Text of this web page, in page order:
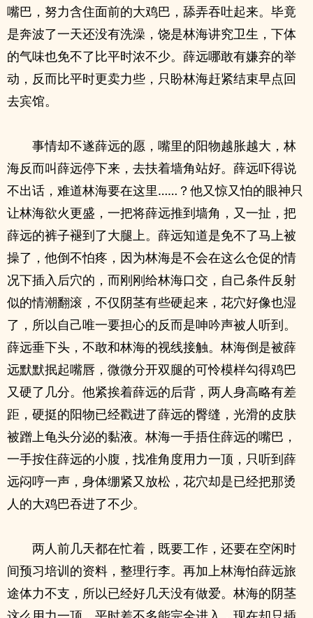
嘴巴，努力含住面前的大鸡巴，舔弄吞吐起来。毕竟
是奔波了一天还没有洗澡，饶是林海讲究卫生，下体
的气味也免不了比平时浓不少。薛远哪敢有嫌弃的举
动，反而比平时更卖力些，只盼林海赶紧结束早点回
去宾馆。
事情却不遂薛远的愿，嘴里的阳物越胀越大，林
海反而叫薛远停下来，去扶着墙角站好。薛远吓得说
不出话，难道林海要在这里……？他又惊又怕的眼神只
让林海欲火更盛，一把将薛远推到墙角，又一扯，把
薛远的裤子褪到了大腿上。薛远知道是免不了马上被
操了，他倒不怕疼，因为林海是不会在这么仓促的情
况下插入后穴的，而刚刚给林海口交，自己条件反射
似的情潮翻滚，不仅阴茎有些硬起来，花穴好像也湿
了，所以自己唯一要担心的反而是呻吟声被人听到。
薛远垂下头，不敢和林海的视线接触。林海倒是被薛
远默默抿起嘴唇，微微分开双腿的可怜模样勾得鸡巴
又硬了几分。他紧挨着薛远的后背，两人身高略有差
距，硬挺的阳物已经戳进了薛远的臀缝，光滑的皮肤
被蹭上龟头分泌的黏液。林海一手捂住薛远的嘴巴，
一手按住薛远的小腹，找准角度用力一顶，只听到薛
远闷哼一声，身体绷紧又放松，花穴却是已经把那烫
人的大鸡巴吞进了不少。
两人前几天都在忙着，既要工作，还要在空闲时
间预习培训的资料，整理行李。再加上林海怕薛远旅
途体力不支，所以已经好几天没有做爱。林海的阴茎